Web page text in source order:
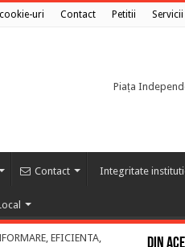
uri Contact Petitii
Piața
Contact Integritate
EFICIENTA,
Din